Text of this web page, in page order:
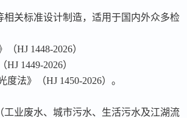
关标准设计制造，适用于国内外众多检
HJ 1448-2026）
HJ 1449-2026）
度法》（HJ 1450-2026）。
业废水、城市污水、生活污水及江湖流